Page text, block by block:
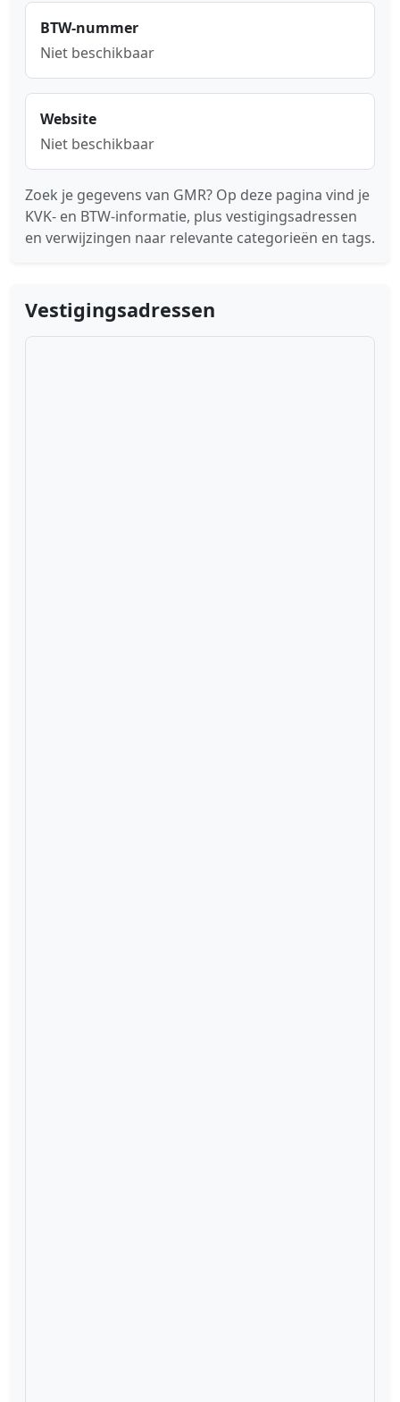
BTW-nummer
Niet beschikbaar
Website
Niet beschikbaar
Zoek je gegevens van GMR? Op deze pagina vind je
KVK- en BTW-informatie, plus vestigingsadressen
en verwijzingen naar relevante categorieën en tags.
Vestigingsadressen